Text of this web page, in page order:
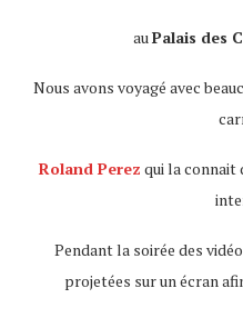
auPalais des
Nous avons voyagé avec
Roland Perez qui la connait
Pendant la soirée des
projetées sur un écran